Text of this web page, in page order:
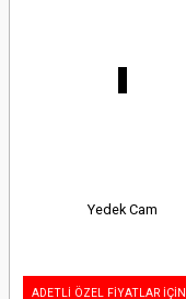
Yedek Cam
ADETLİ ÖZEL FİYATLAR